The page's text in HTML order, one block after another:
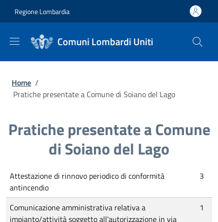
Regione Lombardia
Comuni Lombardi Uniti
Briciole di pane
Home /
Pratiche presentate a Comune di Soiano del Lago
Pratiche presentate a Comune
di Soiano del Lago
Attestazione di rinnovo periodico di conformità
antincendio
3
Comunicazione amministrativa relativa a
impianto/attività soggetto all'autorizzazione in via
1